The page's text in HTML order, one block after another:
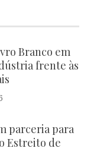
Branco em
frente às
parceria para
Estreito de